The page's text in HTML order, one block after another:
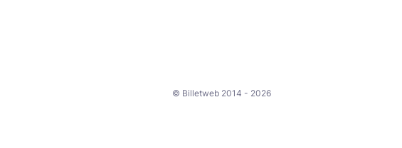
© Billetweb 2014 - 2026